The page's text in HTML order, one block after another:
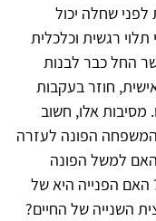
שחלה יכול
רגשית וכלכלית
החל כבר לבנות
חוזר בעקבות
מסיבות אלו, חשוב
הפונה לעזרה
למשל הפונה
הפנייה היא של
השנייה של החיים?